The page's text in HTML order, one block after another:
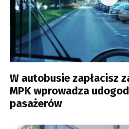
W autobusie zapłacisz
MPK wprowadza
pasażerów